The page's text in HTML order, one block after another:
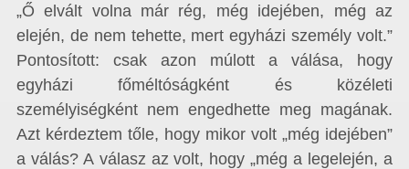
„Ő elvált volna már rég, még idejében, még az
elején, de nem tehette, mert egyházi személy volt.”
Pontosított: csak azon múlott a válása, hogy
egyházi főméltóságként és közéleti
személyiségként nem engedhette meg magának.
Azt kérdeztem tőle, hogy mikor volt „még idejében”
a válás? A válasz az volt, hogy „még a legelején, a